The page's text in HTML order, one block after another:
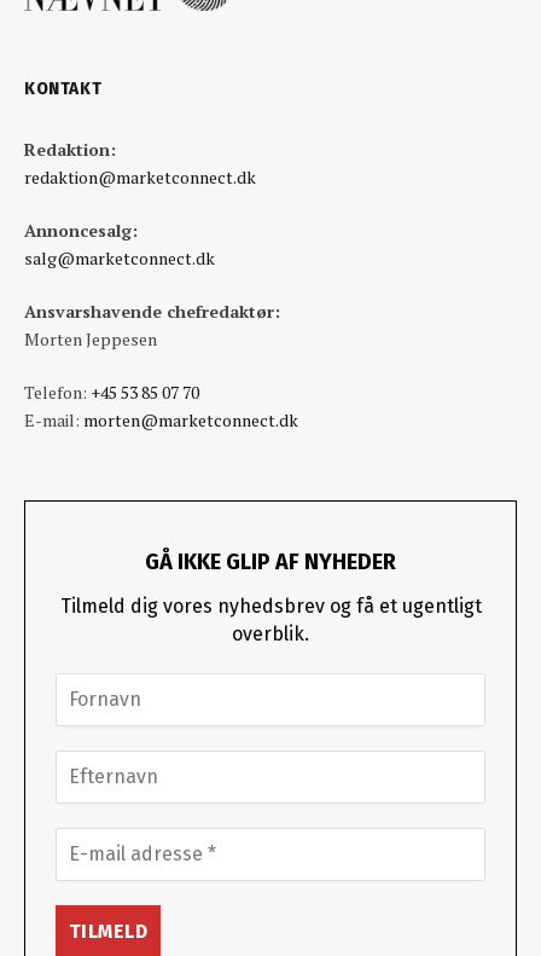
KONTAKT
Redaktion:
redaktion@marketconnect.dk
Annoncesalg:
salg@marketconnect.dk
Ansvarshavende chefredaktør:
Morten Jeppesen
Telefon: +45 53 85 07 70
E-mail: morten@marketconnect.dk
GÅ IKKE GLIP AF NYHEDER
Tilmeld dig vores nyhedsbrev og få et ugentligt
overblik.